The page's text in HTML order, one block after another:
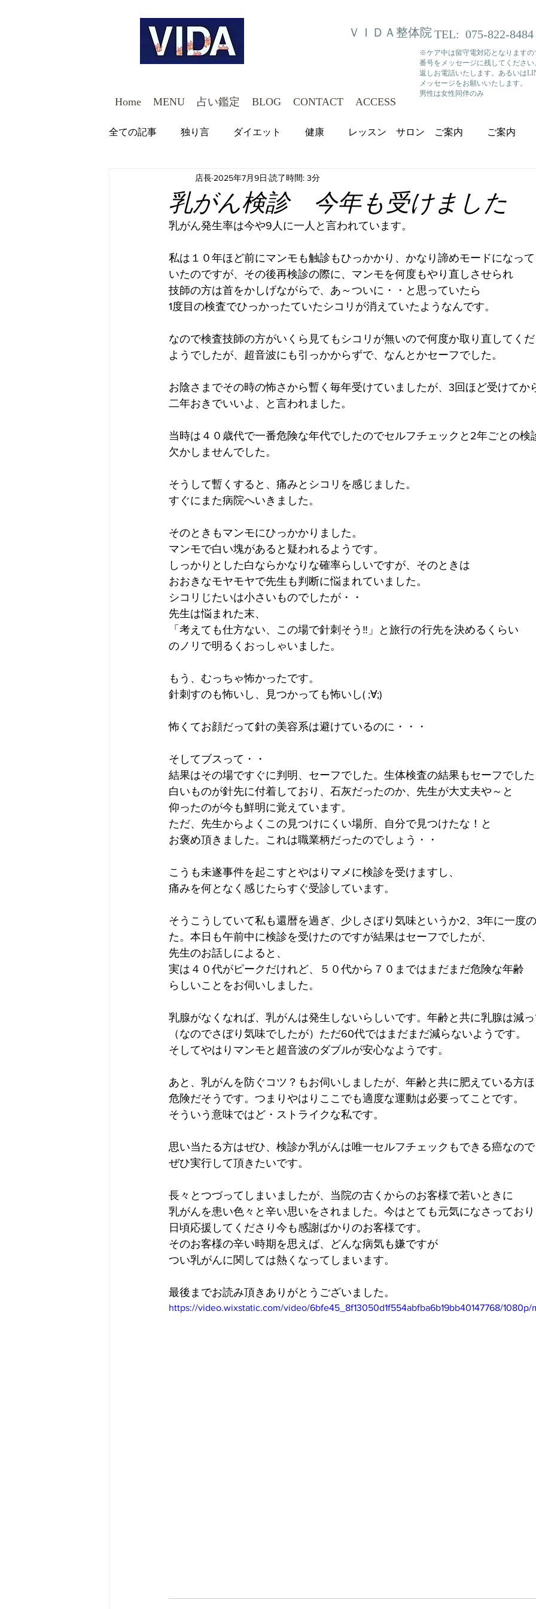
全ての記事 独り言 ダイエット 健康 レッスン サロン ご案内 ご案内
乳がん検診 今年も受けました
店長 2025年7月9日 読了時間: 3分
乳がん発生率は今や9人に一人と言われています。
私は１０年ほど前にマンモも触診もひっかかり、かなり諦めモードになって
いたのですが、その後再検診の際に、マンモを何度もやり直しさせられ
技師の方は首をかしげながらで、あ～ついに・・と思っていたら
1度目の検査でひっかったていたシコリが消えていたようなんです。
なので検査技師の方がいくら見てもシコリが無いので何度か取り直してく
ようでしたが、超音波にも引っかからずで、なんとかセーフでした。
お陰さまでその時の怖さから暫く毎年受けていましたが、3回ほど受けてか
二年おきでいいよ、と言われました。
当時は４０歳代で一番危険な年代でしたのでセルフチェックと2年ごとの検
欠かしませんでした。
そうして暫くすると、痛みとシコリを感じました。
すぐにまた病院へいきました。
そのときもマンモにひっかかりました。
マンモで白い塊があると疑われるようです。
しっかりとした白ならかなりな確率らしいですが、そのときは
おおきなモヤモヤで先生も判断に悩まれていました。
シコリじたいは小さいものでしたが・・
先生は悩まれた末、
「考えても仕方ない、この場で針刺そう‼」と旅行の行先を決めるくらい
のノリで明るくおっしゃいました。
もう、むっちゃ怖かったです。
針刺すのも怖いし、見つかっても怖いし( ;∀;)
怖くてお顔だって針の美容系は避けているのに・・・
そしてブスって・・
結果はその場ですぐに判明、セーフでした。生体検査の結果もセーフでし
白いものが針先に付着しており、石灰だったのか、先生が大丈夫や～と
仰ったのが今も鮮明に覚えています。
ただ、先生からよくこの見つけにくい場所、自分で見つけたな！と
お褒め頂きました。これは職業柄だったのでしょう・・
こうも未遂事件を起こすとやはりマメに検診を受けますし、
痛みを何となく感じたらすぐ受診しています。
そうこうしていて私も還暦を過ぎ、少しさぼり気味というか2、3年に一度
た。本日も午前中に検診を受けたのですが結果はセーフでしたが、
先生のお話しによると、
実は４０代がピークだけれど、５０代から７０まではまだまだ危険な年齢
らしいことをお伺いしました。
乳腺がなくなれば、乳がんは発生しないらしいです。年齢と共に乳腺は減
（なのでさぼり気味でしたが）ただ60代ではまだまだ減らないようです。
そしてやはりマンモと超音波のダブルが安心なようです。
あと、乳がんを防ぐコツ？もお伺いしましたが、年齢と共に肥えている方
危険だそうです。つまりやはりここでも適度な運動は必要ってことです。
そういう意味ではど・ストライクな私です。
思い当たる方はぜひ、検診か乳がんは唯一セルフチェックもできる癌なので
ぜひ実行して頂きたいです。
長々とつづってしまいましたが、当院の古くからのお客様で若いときに
乳がんを患い色々と辛い思いをされました。今はとても元気になさっており
日頃応援してくださり今も感謝ばかりのお客様です。
そのお客様の辛い時期を思えば、どんな病気も嫌ですが
つい乳がんに関しては熱くなってしまいます。
最後までお読み頂きありがとうございました。
https://video.wixstatic.com/video/6bfe45_8f13050d1f554abfba6b19bb40147768/
Home MENU 占い鑑定 BLOG CONTACT ACCESS
TEL: 075-822-8484
ＶＩＤＡ整体院
※ケア中は留守電対応となりますの
番号をメッセージに残してください
返しお電話いたします。あるいは
​メッセージをお願いいたします。
​男性は女性同伴のみ